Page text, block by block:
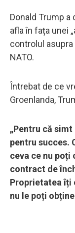
Donald Trump a
afla în fața unei
controlul
NATO.
Întrebat de ce
Groenlanda,
„Pentru că
pentru succes.
ceva ce nu poți
contract de
Proprietatea îți
nu le poți